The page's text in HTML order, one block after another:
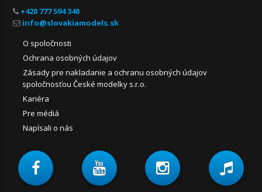
+420 777 594 340
O spoločnosti
Ochrana osobných údajov
Zásady pre nakladanie a ochranu osobných údajov
spoločnosťou České modelky s.r.o.
Kariéra
Pre médiá
Napísali o nás